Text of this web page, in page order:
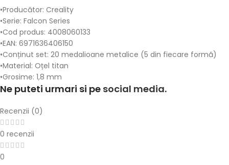
•Producător: Creality
•Serie: Falcon Series
•Cod produs: 4008060133
•EAN: 6971636406150
•Conținut set: 20 medalioane metalice (5 din fiecare formă)
•Material: Oțel titan
•Grosime: 1,8 mm
Ne puteti urmari si pe social media.
Recenzii (0)
0 recenzii
0